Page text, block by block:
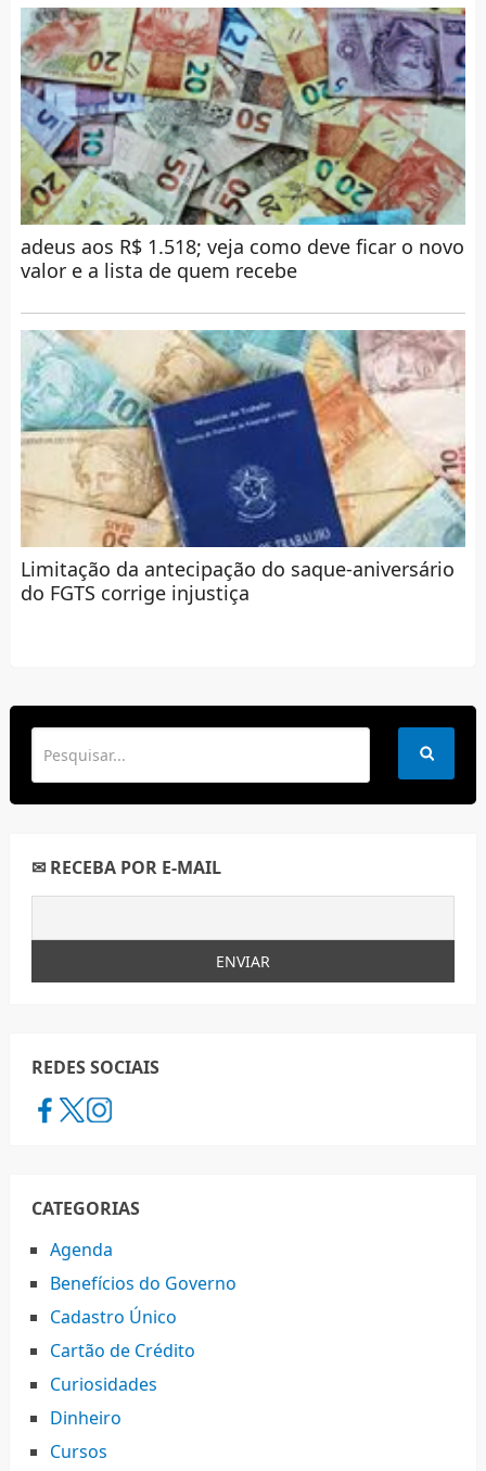
adeus aos R$ 1.518; veja como deve ficar o novo
valor e a lista de quem recebe
Limitação da antecipação do saque-aniversário
do FGTS corrige injustiça
✉ RECEBA POR E-MAIL
REDES SOCIAIS
CATEGORIAS
Agenda
Benefícios do Governo
Cadastro Único
Cartão de Crédito
Curiosidades
Dinheiro
Cursos